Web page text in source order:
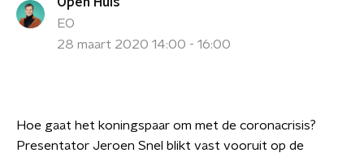
EO
28 maart 2020 14:00 - 16:00
Hoe gaat het koningspaar om met de coronacrisis?
Presentator Jeroen Snel blikt vast vooruit op de